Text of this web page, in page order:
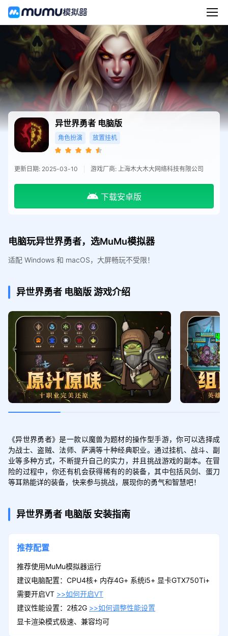
异世界勇者 电脑版
角色扮演 放置挂机
更新日期: 2025-03-10 游戏厂商: 上海木大木大网络科技有限公司
下载安卓版
电脑玩异世界勇者，选MuMu模拟器
适配 Windows 和 macOS，大屏畅玩不受限！
异世界勇者 电脑版游戏介绍
《异世界勇者》是一款以魔兽为题材的操作型手游，你可以选择成
为战士、盗贼、法师、萨满等十种经典职业。通过挂机、战斗、副
业等多种方式，不断提升自己的实力，并且挑战游戏的副本。在冒
险的过程中，你还有机会获得稀有的的装备，其中包括风剑、蛋刀
等耳熟能详的装备，快来参与挑战，展现你的勇气和智慧吧！
异世界勇者 电脑版 安装指南
推荐配置
推荐使用MuMu模拟器运行
建议电脑配置：CPU4核+ 内存4G+ 系统i5+ 显卡GTX750Ti+
需要开启VT >>如何开启VT
建议性能设置：2核2G >>如何调整性能设置
显卡渲染模式极速、兼容均可